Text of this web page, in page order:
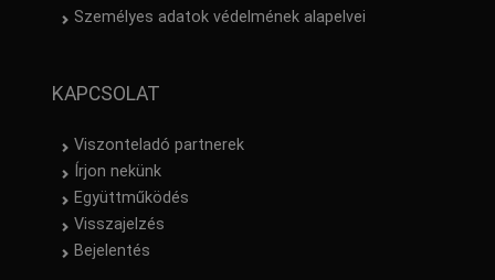
Személyes adatok védelmének alapelvei
KAPCSOLAT
Viszonteladó partnerek
Írjon nekünk
Együttműködés
Visszajelzés
Bejelentés